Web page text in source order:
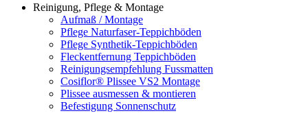
Reinigung, Pflege & Montage
Aufmaß / Montage
Pflege Naturfaser-Teppichböden
Pflege Synthetik-Teppichböden
Fleckentfernung Teppichböden
Reinigungsempfehlung Fussmatten
Cosiflor® Plissee VS2 Montage
Plissee ausmessen & montieren
Befestigung Sonnenschutz